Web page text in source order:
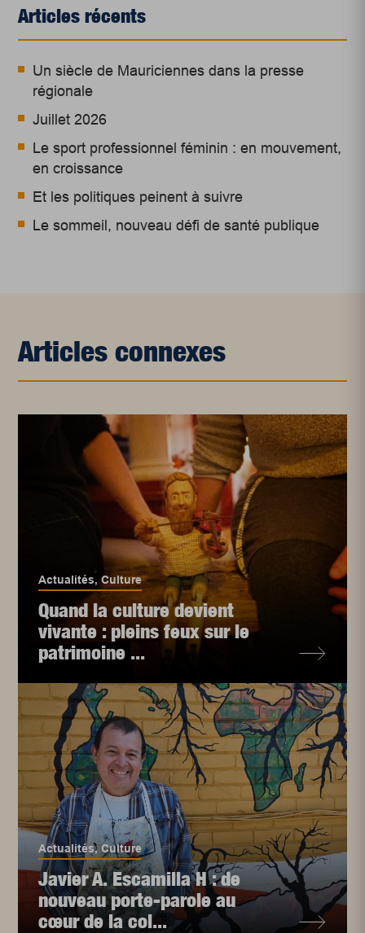
Articles récents
Un siècle de Mauriciennes dans la presse
régionale
Juillet 2026
Le sport professionnel féminin : en mouvement,
en croissance
Et les politiques peinent à suivre
Le sommeil, nouveau défi de santé publique
Articles connexes
Actualités,Culture
Quand la culture devient
vivante : pleins feux sur le
patrimoine ...
Actualités,Culture
Javier A. Escamilla H : de
nouveau porte-parole au
cœur de la col...